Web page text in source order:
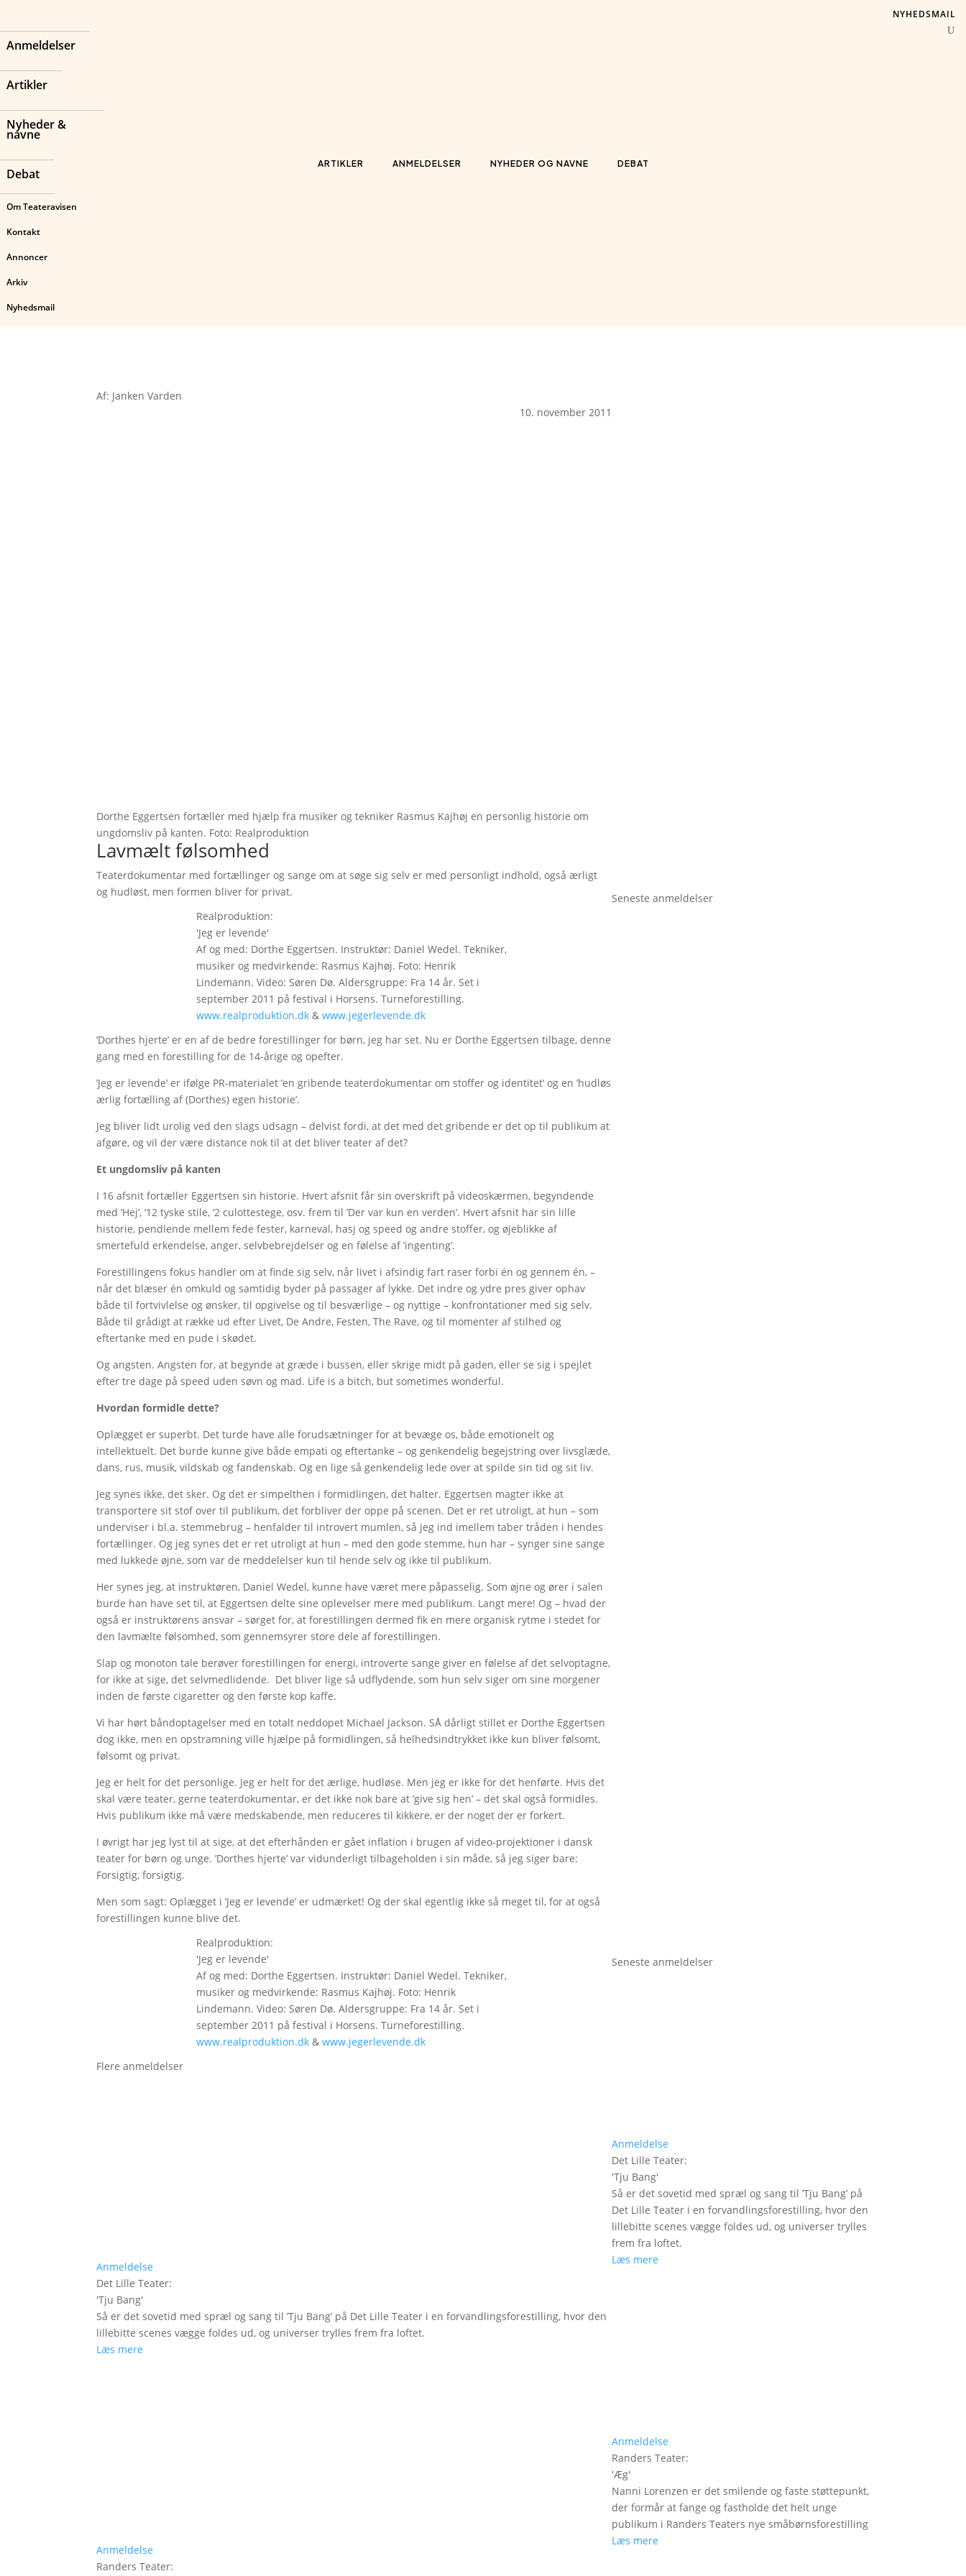
Anmeldelser
Artikler
Nyheder &
navne
Debat
Om Teateravisen
Kontakt
Annoncer
Arkiv
Nyhedsmail
ARTIKLER ANMELDELSER NYHEDER OG NAVNE DEBAT
NYHEDSMAIL
Af: Janken Varden
10. november 2011
Dorthe Eggertsen fortæller med hjælp fra musiker og tekniker Rasmus Kajhøj en personlig historie om
ungdomsliv på kanten. Foto: Realproduktion
Lavmælt følsomhed
Teaterdokumentar med fortællinger og sange om at søge sig selv er med personligt indhold, også ærligt
og hudløst, men formen bliver for privat.
Realproduktion:
'Jeg er levende'
Af og med: Dorthe Eggertsen. Instruktør: Daniel Wedel. Tekniker,
musiker og medvirkende: Rasmus Kajhøj. Foto: Henrik
Lindemann. Video: Søren Dø. Aldersgruppe: Fra 14 år. Set i
september 2011 på festival i Horsens. Turneforestilling.
www.realproduktion.dk& www.jegerlevende.dk
’Dorthes hjerte’ er en af de bedre forestillinger for børn, jeg har set. Nu er Dorthe Eggertsen tilbage, denne
gang med en forestilling for de 14-årige og opefter.
’Jeg er levende’ er ifølge PR-materialet ’en gribende teaterdokumentar om stoffer og identitet’ og en ’hudløs
ærlig fortælling af (Dorthes) egen historie’.
Jeg bliver lidt urolig ved den slags udsagn – delvist fordi, at det med det gribende er det op til publikum at
afgøre, og vil der være distance nok til at det bliver teater af det?
Et ungdomsliv på kanten
I 16 afsnit fortæller Eggertsen sin historie. Hvert afsnit får sin overskrift på videoskærmen, begyndende
med ’Hej’, ’12 tyske stile, ’2 culottestege, osv. frem til ’Der var kun en verden’. Hvert afsnit har sin lille
historie, pendlende mellem fede fester, karneval, hasj og speed og andre stoffer, og øjeblikke af
smertefuld erkendelse, anger, selvbebrejdelser og en følelse af ’ingenting’.
Forestillingens fokus handler om at finde sig selv, når livet i afsindig fart raser forbi én og gennem én, –
når det blæser én omkuld og samtidig byder på passager af lykke. Det indre og ydre pres giver ophav
både til fortvivlelse og ønsker, til opgivelse og til besværlige – og nyttige – konfrontationer med sig selv.
Både til grådigt at række ud efter Livet, De Andre, Festen, The Rave, og til momenter af stilhed og
eftertanke med en pude i skødet.
Og angsten. Angsten for, at begynde at græde i bussen, eller skrige midt på gaden, eller se sig i spejlet
efter tre dage på speed uden søvn og mad. Life is a bitch, but sometimes wonderful.
Hvordan formidle dette?
Oplægget er superbt. Det turde have alle forudsætninger for at bevæge os, både emotionelt og
intellektuelt. Det burde kunne give både empati og eftertanke – og genkendelig begejstring over livsglæde,
dans, rus, musik, vildskab og fandenskab. Og en lige så genkendelig lede over at spilde sin tid og sit liv.
Jeg synes ikke, det sker. Og det er simpelthen i formidlingen, det halter. Eggertsen magter ikke at
transportere sit stof over til publikum, det forbliver der oppe på scenen. Det er ret utroligt, at hun – som
underviser i bl.a. stemmebrug – henfalder til introvert mumlen, så jeg ind imellem taber tråden i hendes
fortællinger. Og jeg synes det er ret utroligt at hun – med den gode stemme, hun har – synger sine sange
med lukkede øjne, som var de meddelelser kun til hende selv og ikke til publikum.
Her synes jeg, at instruktøren, Daniel Wedel, kunne have været mere påpasselig. Som øjne og ører i salen
burde han have set til, at Eggertsen delte sine oplevelser mere med publikum. Langt mere! Og – hvad der
også er instruktørens ansvar – sørget for, at forestillingen dermed fik en mere organisk rytme i stedet for
den lavmælte følsomhed, som gennemsyrer store dele af forestillingen.
Slap og monoton tale berøver forestillingen for energi, introverte sange giver en følelse af det selvoptagne,
for ikke at sige, det selvmedlidende. Det bliver lige så udflydende, som hun selv siger om sine morgener
inden de første cigaretter og den første kop kaffe.
Vi har hørt båndoptagelser med en totalt neddopet Michael Jackson. SÅ dårligt stillet er Dorthe Eggertsen
dog ikke, men en opstramning ville hjælpe på formidlingen, så helhedsindtrykket ikke kun bliver følsomt,
følsomt og privat.
Jeg er helt for det personlige. Jeg er helt for det ærlige, hudløse. Men jeg er ikke for det henførte. Hvis det
skal være teater, gerne teaterdokumentar, er det ikke nok bare at ’give sig hen’ – det skal også formidles.
Hvis publikum ikke må være medskabende, men reduceres til kikkere, er der noget der er forkert.
I øvrigt har jeg lyst til at sige, at det efterhånden er gået inflation i brugen af video-projektioner i dansk
teater for børn og unge. ’Dorthes hjerte’ var vidunderligt tilbageholden i sin måde, så jeg siger bare:
Forsigtig, forsigtig.
Men som sagt: Oplægget i ’Jeg er levende’ er udmærket! Og der skal egentlig ikke så meget til, for at også
forestillingen kunne blive det.
Realproduktion:
'Jeg er levende'
Af og med: Dorthe Eggertsen. Instruktør: Daniel Wedel. Tekniker,
musiker og medvirkende: Rasmus Kajhøj. Foto: Henrik
Lindemann. Video: Søren Dø. Aldersgruppe: Fra 14 år. Set i
september 2011 på festival i Horsens. Turneforestilling.
www.realproduktion.dk& www.jegerlevende.dk
Flere anmeldelser
Anmeldelse
Det Lille Teater:
'Tju Bang'
Så er det sovetid med spræl og sang til ’Tju Bang’ på Det Lille Teater i en forvandlingsforestilling, hvor den
lillebitte scenes vægge foldes ud, og universer trylles frem fra loftet.
Læs mere
Anmeldelse
Randers Teater:
Seneste anmeldelser
Seneste anmeldelser
Anmeldelse
Det Lille Teater:
'Tju Bang'
Så er det sovetid med spræl og sang til ’Tju Bang’ på
Det Lille Teater i en forvandlingsforestilling, hvor den
lillebitte scenes vægge foldes ud, og universer trylles
frem fra loftet.
Læs mere
Anmeldelse
Randers Teater:
'Æg'
Nanni Lorenzen er det smilende og faste støttepunkt,
der formår at fange og fastholde det helt unge
publikum i Randers Teaters nye småbørnsforestilling
Læs mere